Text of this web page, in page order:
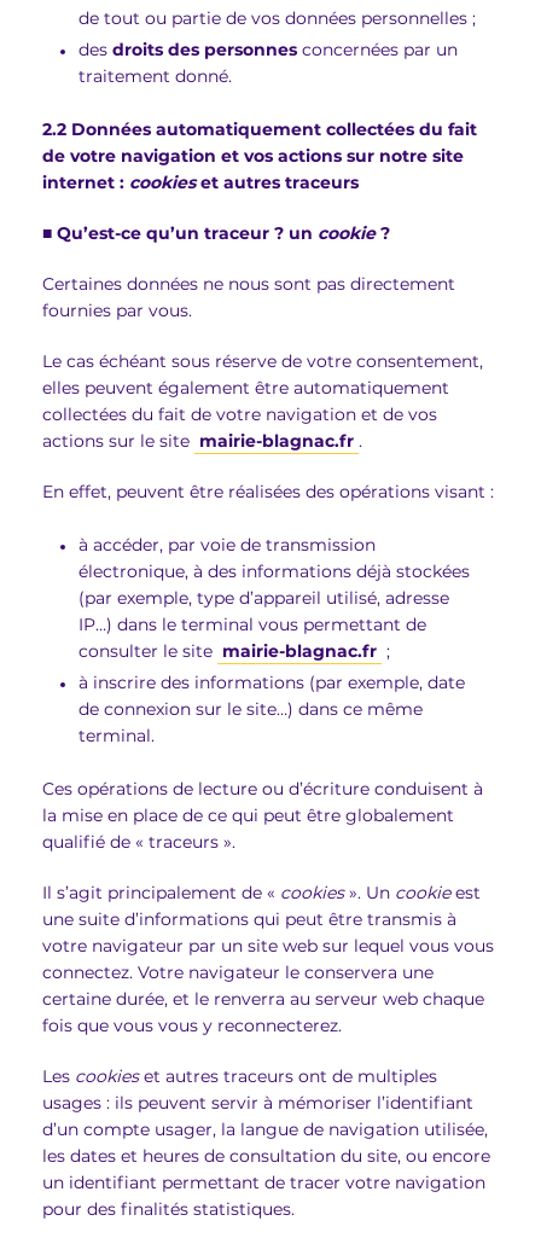
de tout ou partie de vos données personnelles ;
des droits des personnes concernées par un
traitement donné.
2.2 Données automatiquement collectées du fait
de votre navigation et vos actions sur notre site
internet : cookieset autres traceurs
■ Qu’est-ce qu’un traceur ? un cookie?
Certaines données ne nous sont pas directement
fournies par vous.
Le cas échéant sous réserve de votre consentement,
elles peuvent également être automatiquement
collectées du fait de votre navigation et de vos
actions sur le site mairie-blagnac.fr .
En effet, peuvent être réalisées des opérations visant :
à accéder, par voie de transmission
électronique, à des informations déjà stockées
(par exemple, type d’appareil utilisé, adresse
IP…) dans le terminal vous permettant de
consulter le site mairie-blagnac.fr ;
à inscrire des informations (par exemple, date
de connexion sur le site…) dans ce même
terminal.
Ces opérations de lecture ou d’écriture conduisent à
la mise en place de ce qui peut être globalement
qualifié de « traceurs ».
Il s’agit principalement de « cookies». Un cookieest
une suite d’informations qui peut être transmis à
votre navigateur par un site web sur lequel vous vous
connectez. Votre navigateur le conservera une
certaine durée, et le renverra au serveur web chaque
fois que vous vous y reconnecterez.
Les cookieset autres traceurs ont de multiples
usages : ils peuvent servir à mémoriser l’identifiant
d’un compte usager, la langue de navigation utilisée,
les dates et heures de consultation du site, ou encore
un identifiant permettant de tracer votre navigation
pour des finalités statistiques.